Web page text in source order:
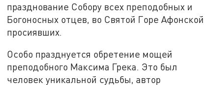
празднование Собору всех преподобных и
Богоносных отцев, во Святой Горе Афонской
просиявших.
Особо празднуется обретение мощей
преподобного Максима Грека. Это был
человек уникальной судьбы, автор